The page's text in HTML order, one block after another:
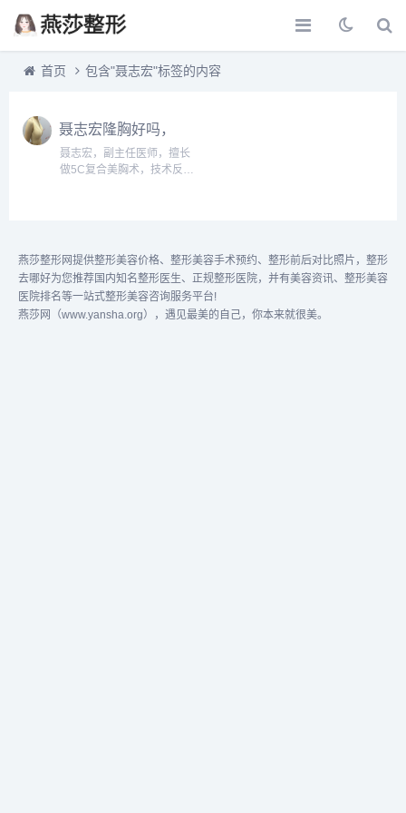
首页 包含"聂志宏"标签的内容
聂志宏隆胸好吗，
做丰胸技术好不好
聂志宏，副主任医师，擅长
做5C复合美胸术，技术反馈
多医生口碑和案例。...
燕莎整形网提供整形美容价格、整形美容手术预约、整形前后对比照片，整形
去哪好为您推荐国内知名整形医生、正规整形医院，并有美容资讯、整形美容
医院排名等一站式整形美容咨询服务平台!
燕莎网（www.yansha.org），遇见最美的自己，你本来就很美。